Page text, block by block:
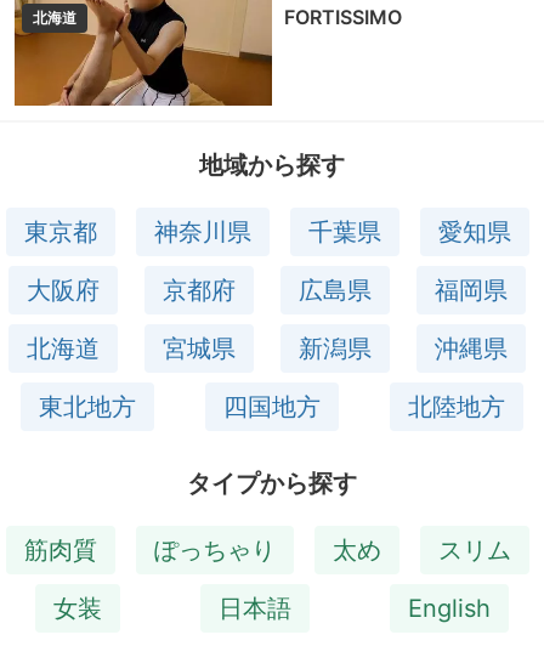
北海道 FORTISSIMO
地域から探す
東京都 神奈川県 千葉県
愛知県
大阪府
京都府 広島県
福岡県
北海道
宮城県 新潟県
沖縄県
東北地方
四国地方 北陸地方
タイプから探す
筋肉質 ぽっちゃり 太め
スリム
女装
日本語 English